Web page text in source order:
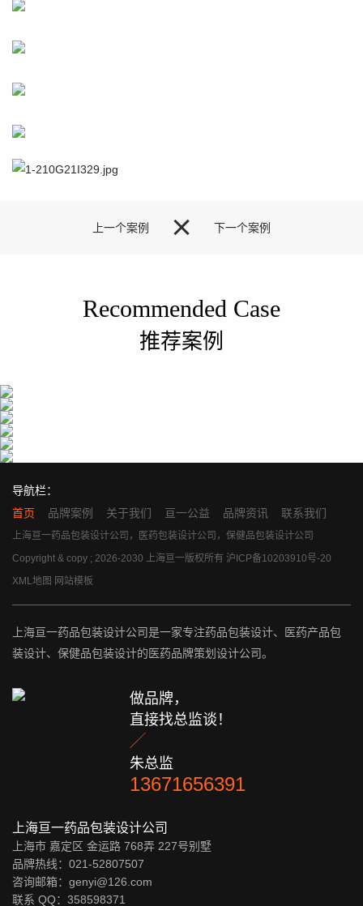
上一个案例 下一个案例

Recommended Case
推荐案例
导航栏：
首页
品牌案例 关于我们 亘一公益 品牌资讯 联系我们
上海亘一药品包装设计公司，医药包装设计公司，保健品包装设计公司
Copyright & copy ; 2026-2030 上海亘一版权所有 沪ICP备10203910号-20
XML地图 网站模板
上海亘一药品包装设计公司是一家专注药品包装设计、医药产品包
装设计、保健品包装设计的医药品牌策划设计公司。
做品牌，
直接找总监谈！

朱总监
13671656391
上海亘一药品包装设计公司
上海市 嘉定区 金运路 768弄 227号别墅
品牌热线：021-52807507
咨询邮箱：genyi@126.com
联系 QQ： 358598371